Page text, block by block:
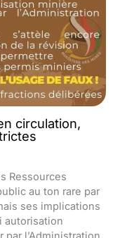
circulation,
Ressources
au ton rare par
ses implications
autorisation